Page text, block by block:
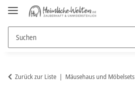
Zurück zur Liste Mäusehaus und Möbelsets